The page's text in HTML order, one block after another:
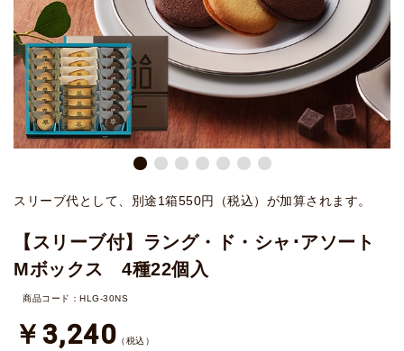
スリーブ代として、別途1箱550円（税込）が加算されます。
【スリーブ付】ラング・ド・シャ･アソート
Mボックス 4種22個入
商品コード：HLG-30NS
￥3,240 （税込）